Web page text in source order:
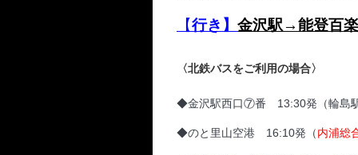
【行き】 金沢駅→能登百
〈北鉄バスをご利用の場合〉
◆金沢駅西口⑦番 13:30発（輪島
◆のと里山空港 16:10発（内浦総